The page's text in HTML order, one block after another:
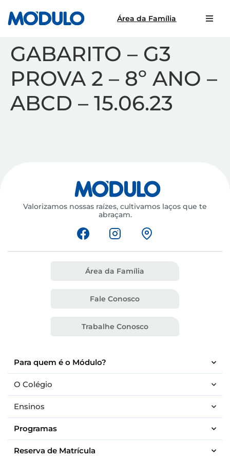
Área da Família
GABARITO – G3
PROVA 2 – 8º ANO –
ABCD – 15.06.23
Valorizamos nossas raízes, cultivamos laços que te
abraçam.
Para quem é o Módulo?
O Colégio
Ensinos
Programas
Reserva de Matrícula
Área da Família
Fale Conosco
Trabalhe Conosco